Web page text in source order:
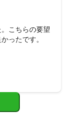
こちらの要望
ったです。